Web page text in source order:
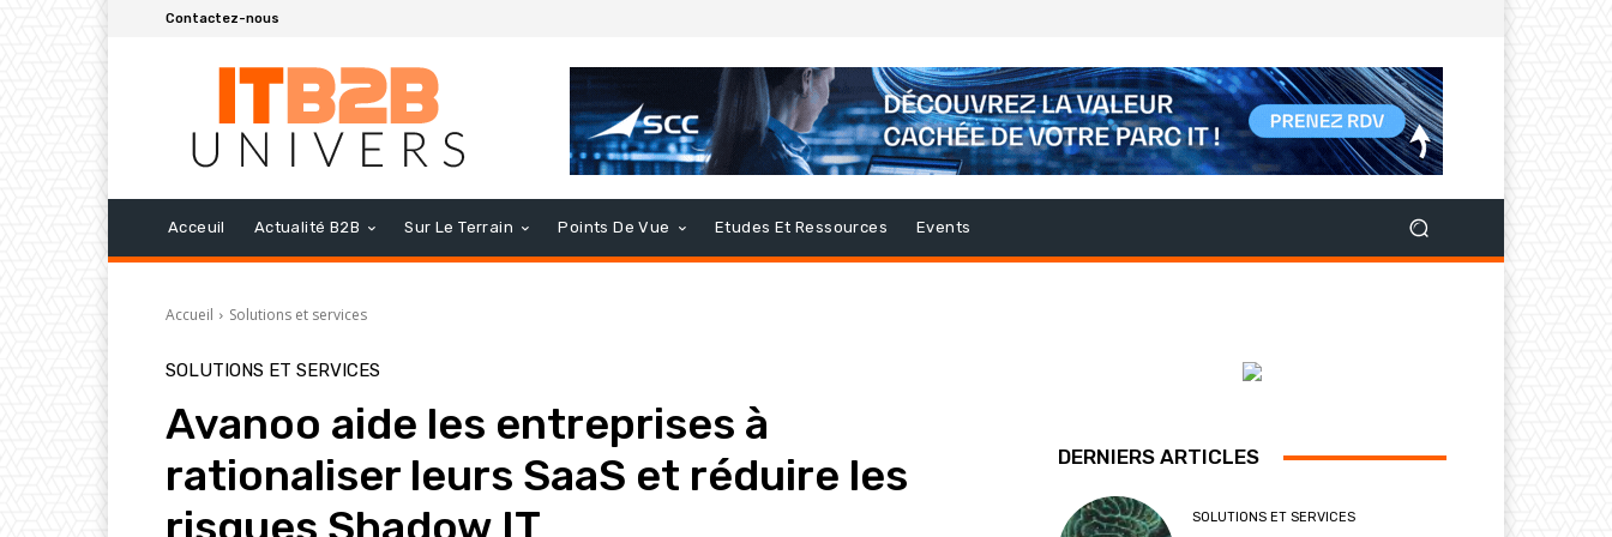
Contactez-nous
Acceuil Actualité B2B Sur Le Terrain Points De Vue Etudes Et Ressources Events
Accueil Solutions et services
SOLUTIONS ET SERVICES
Avanoo aide les entreprises à
rationaliser leurs SaaS et réduire les
DERNIERS ARTICLES
SOLUTIONS ET SERVICES